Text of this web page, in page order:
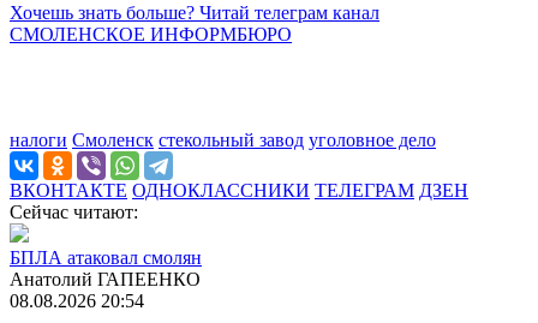
Хочешь знать больше? Читай телеграм канал
СМОЛЕНСКОЕ ИНФОРМБЮРО
налоги Смоленск стекольный завод уголовное дело
ВКОНТАКТЕ ОДНОКЛАССНИКИ ТЕЛЕГРАМ ДЗЕН
Сейчас читают:
БПЛА атаковал смолян
Анатолий ГАПЕЕНКО
08.08.2026 20:54